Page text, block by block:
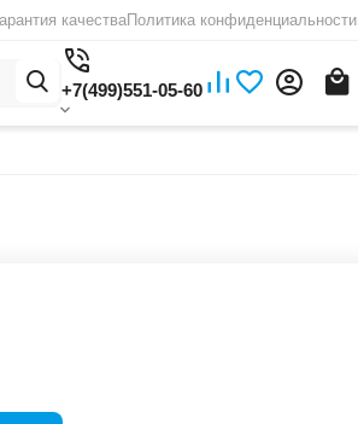
качестваПолитика конфиденциальности
+7(499)551-05-60